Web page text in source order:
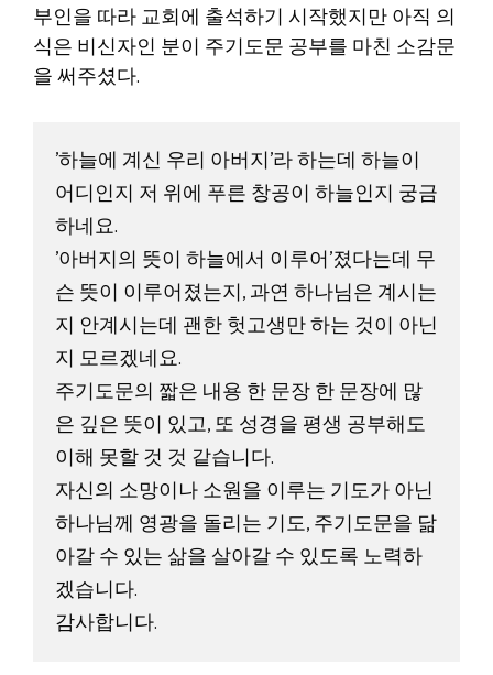
부인을 따라 교회에 출석하기 시작했지만 아직 의
식은 비신자인 분이 주기도문 공부를 마친 소감문
을 써주셨다.
'하늘에 계신 우리 아버지'라 하는데 하늘이
어디인지 저 위에 푸른 창공이 하늘인지 궁금
하네요.
'아버지의 뜻이 하늘에서 이루어'졌다는데 무
슨 뜻이 이루어졌는지, 과연 하나님은 계시는
지 안계시는데 괜한 헛고생만 하는 것이 아닌
지 모르겠네요.
주기도문의 짧은 내용 한 문장 한 문장에 많
은 깊은 뜻이 있고, 또 성경을 평생 공부해도
이해 못할 것 것 같습니다.
자신의 소망이나 소원을 이루는 기도가 아닌
하나님께 영광을 돌리는 기도, 주기도문을 닮
아갈 수 있는 삶을 살아갈 수 있도록 노력하
겠습니다.
감사합니다.